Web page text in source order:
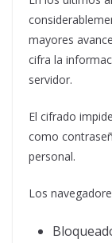
mayores
cifra la
servidor.
El cifrado
como
personal.
Los